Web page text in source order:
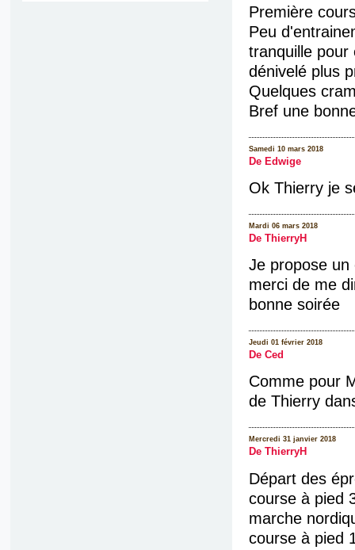
Première
Peu
tranquille pour
dénivelé plus
Quelques
Bref une
Samedi 10 mars 2018
De Edwige
Ok Thierry je
Mardi 06 mars 2018
De ThierryH
Je propose un
merci de me
bonne soirée
Jeudi 01 février 2018
De Ced
Comme pour
de Thierry
Mercredi 31 janvier 2018
De ThierryH
Départ des
course à pied
marche
course à pied